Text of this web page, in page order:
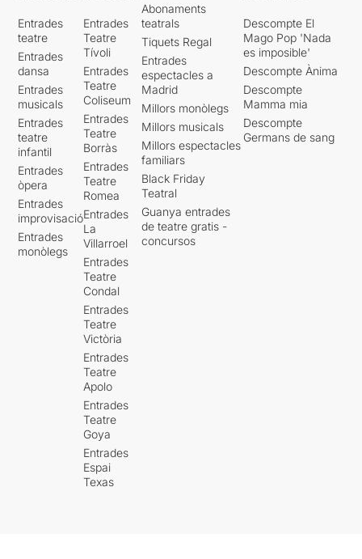
Entrades
teatre
Entrades
dansa
Entrades
musicals
Entrades
teatre
infantil
Entrades
òpera
Entrades
improvisació
Entrades
monòlegs
Entrades
Teatre
Tívoli
Entrades
Teatre
Coliseum
Entrades
Teatre
Borràs
Entrades
Teatre
Romea
Entrades
La
Villarroel
Entrades
Teatre
Condal
Entrades
Teatre
Victòria
Entrades
Teatre
Apolo
Entrades
Teatre
Goya
Entrades
Espai
Texas
Abonaments
teatrals
Tiquets Regal
Entrades
espectacles a
Madrid
Millors monòlegs
Millors musicals
Millors espectacles
familiars
Black Friday
Teatral
Guanya entrades
de teatre gratis -
concursos
Descompte El
Mago Pop 'Nada
es imposible'
Descompte Ànima
Descompte
Mamma mia
Descompte
Germans de sang